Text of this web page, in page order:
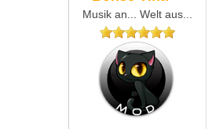
Musik an... Welt aus...